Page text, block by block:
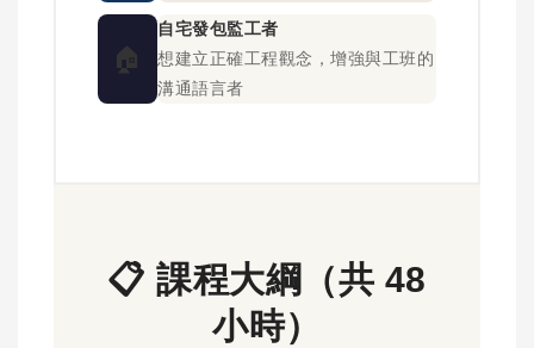
🏠
自宅發包監工者
想建立正確工程觀念，增強與工班的
溝通語言者
📋 課程大綱（共 48
小時）